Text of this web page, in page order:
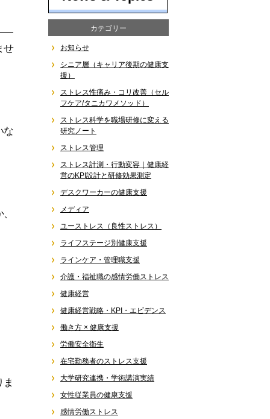
せ
な
カテゴリー
お知らせ
シニア層（キャリア後期の健康支
援）
ストレス性痛み・コリ改善（セル
フケア/タニカワメソッド）
ストレス科学を職場研修に変える
研究ノート
ストレス管理
ストレス計測・行動変容｜健康経
営のKPI設計と研修効果測定
デスクワーカーの健康支援
メディア
ユーストレス（良性ストレス）
ライフステージ別健康支援
ラインケア・管理職支援
介護・福祉職の感情労働ストレス
健康経営
健康経営戦略・KPI・エビデンス
働き方 × 健康支援
労働安全衛生
在宅勤務者のストレス支援
大学研究連携・学術講演実績
女性従業員の健康支援
感情労働ストレス